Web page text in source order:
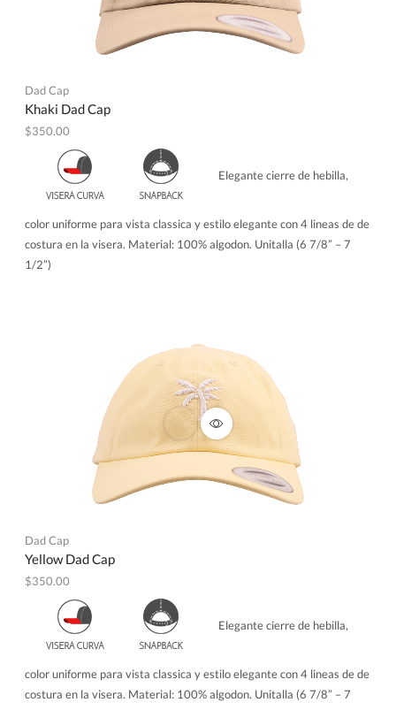
Dad Cap
Khaki Dad Cap
$350.00
Elegante cierre de hebilla,
color uniforme para vista classica y estilo elegante con 4 lineas de de
costura en la visera. Material: 100% algodon. Unitalla (6 7/8” – 7
1/2”)
Dad Cap
Yellow Dad Cap
$350.00
Elegante cierre de hebilla,
color uniforme para vista classica y estilo elegante con 4 lineas de de
costura en la visera. Material: 100% algodon. Unitalla (6 7/8” – 7